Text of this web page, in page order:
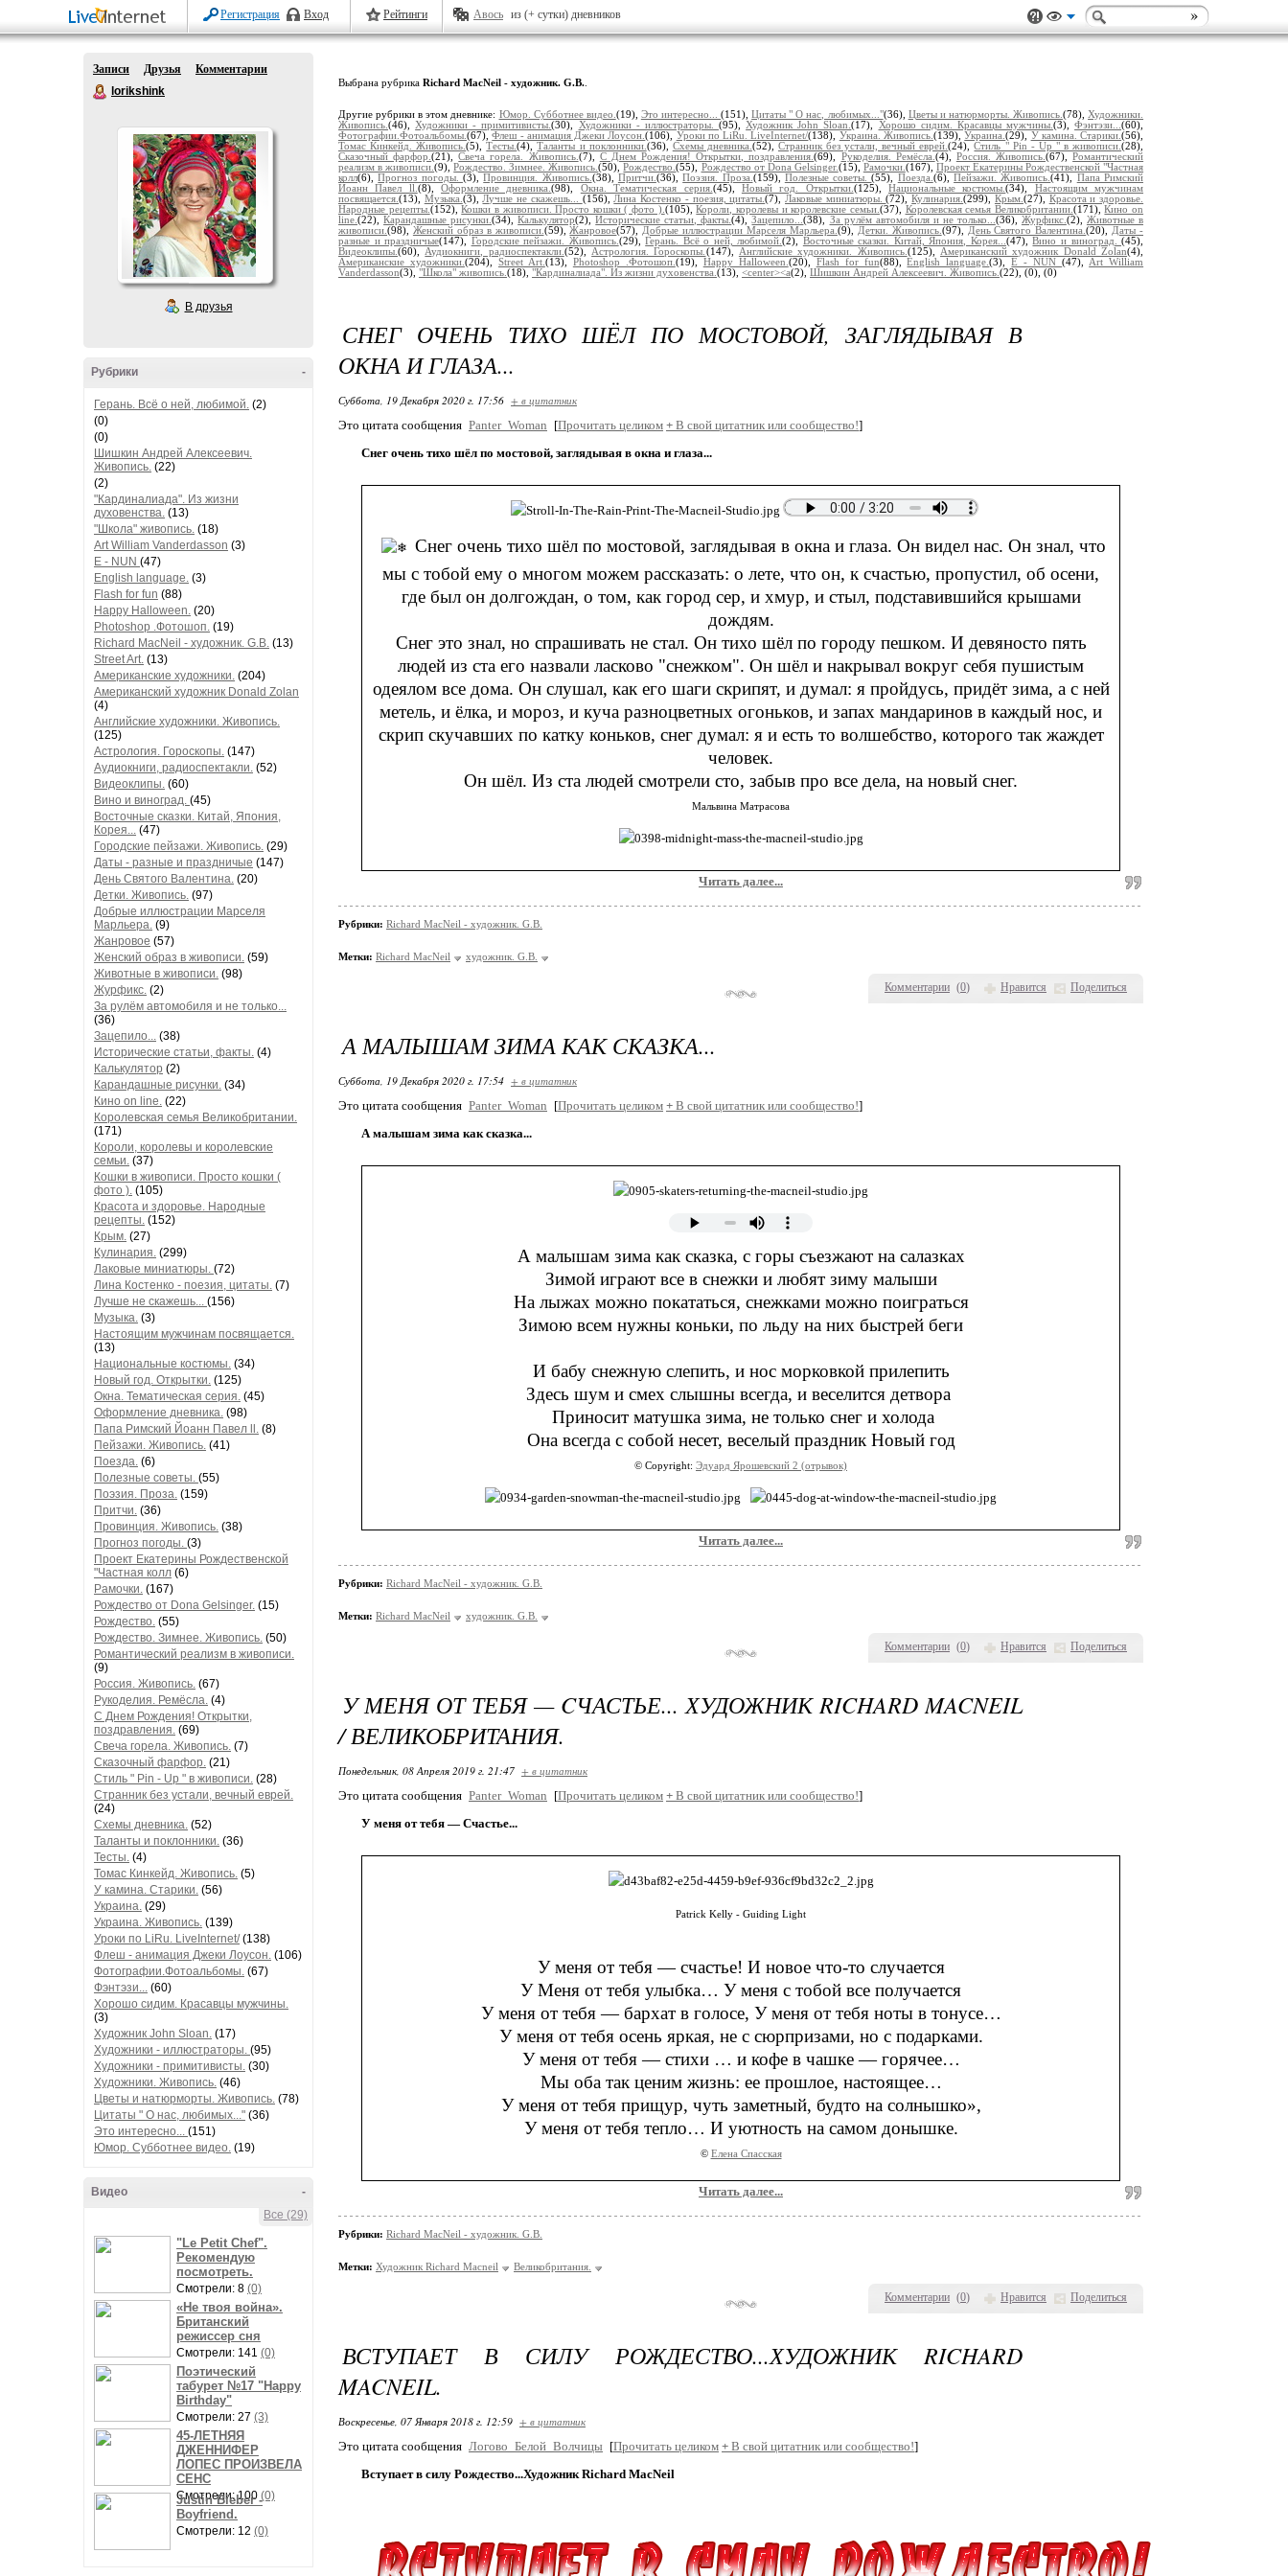
Регистрация Вход Рейтинги Авось из (+ сутки) дневников
Записи Друзья
Комментарии
lorikshink
В друзья
-
Рубрики
Герань. Всё о ней, любимой. (2)
(0)
(0)
Шишкин Андрей Алексеевич.
Живопись. (22)
(2)
"Кардиналиада". Из жизни
духовенства. (13)
"Школа" живопись. (18)
Art William Vanderdasson (3)
E - NUN (47)
English language. (3)
Flash for fun (88)
Happy Halloween. (20)
Photoshop .Фотошоп. (19)
Richard MacNeil - художник. G.B. (13)
Street Art. (13)
Американские художники. (204)
Американский художник Donald Zolan
(4)
Английские художники. Живопись.
(125)
Астрология. Гороскопы. (147)
Аудиокниги, радиоспектакли. (52)
Видеоклипы. (60)
Вино и виноград. (45)
Восточные сказки. Китай, Япония,
Корея... (47)
Городские пейзажи. Живопись. (29)
Даты - разные и праздничые (147)
День Святого Валентина. (20)
Детки. Живопись. (97)
Добрые иллюстрации Марселя
Марльера. (9)
Жанровое (57)
Женский образ в живописи. (59)
Животные в живописи. (98)
Журфикс. (2)
За рулём автомобиля и не только...
(36)
Зацепило... (38)
Исторические статьи, факты. (4)
Калькулятор (2)
Карандашные рисунки. (34)
Кино on line. (22)
Королевская семья Великобритании.
(171)
Короли, королевы и королевские
семьи. (37)
Кошки в живописи. Просто кошки (
фото ). (105)
Красота и здоровье. Народные
рецепты. (152)
Крым. (27)
Кулинария. (299)
Лаковые миниатюры. (72)
Лина Костенко - поезия, цитаты. (7)
Лучше не скажешь... (156)
Музыка. (3)
Настоящим мужчинам посвящается.
(13)
Национальные костюмы. (34)
Новый год. Открытки. (125)
Окна. Тематическая серия. (45)
Оформление дневника. (98)
Папа Римский Йоанн Павел ll. (8)
Пейзажи. Живопись. (41)
Поезда. (6)
Полезные советы. (55)
Поэзия. Проза. (159)
Притчи. (36)
Провинция. Живопись. (38)
Прогноз погоды. (3)
Проект Екатерины Рождественской
"Частная колл (6)
Рамочки. (167)
Рождество от Dona Gelsinger. (15)
Рождество. (55)
Рождество. Зимнее. Живопись. (50)
Романтический реализм в живописи.
(9)
Россия. Живопись. (67)
Рукоделия. Ремёсла. (4)
С Днем Рождения! Открытки,
поздравления. (69)
Свеча горела. Живопись. (7)
Сказочный фарфор. (21)
Стиль " Pin - Up " в живописи. (28)
Странник без устали, вечный еврей.
(24)
Схемы дневника. (52)
Таланты и поклонники. (36)
Тесты. (4)
Томас Кинкейд. Живопись. (5)
У камина. Старики. (56)
Украина. (29)
Украина. Живопись. (139)
Уроки по LiRu. LiveInternet/(138)
Флеш - анимация Джеки Лоусон. (106)
Фотографии.Фотоальбомы. (67)
Фэнтэзи... (60)
Хорошо сидим. Красавцы мужчины.
(3)
Художник John Sloan. (17)
Художники - иллюстраторы. (95)
Художники - примитивисты. (30)
Художники. Живопись. (46)
Цветы и натюрморты. Живопись. (78)
Цитаты " О нас, любимых..." (36)
Это интересно... (151)
Юмор. Субботнее видео. (19)
-
Видео
Все (29)
"Le Petit Chef".
Рекомендую
посмотреть.
Смотрели: 8 (0)
«Не твоя война».
Британский
режиссер сня
Смотрели: 141 (0)
Поэтический
табурет №17 "Happy
Birthday"
Смотрели: 27 (3)
45-ЛЕТНЯЯ
ДЖЕННИФЕР
ЛОПЕС ПРОИЗВЕЛА
СЕНС
Смотрели: 100 (0)
Justin Bieber -
Boyfriend.
Смотрели: 12 (0)
Выбрана рубрика Richard MacNeil - художник. G.B.
Другие рубрики в этом дневнике: Юмор. Субботнее видео. (19), Это интересно...(151),Цитаты " О нас, любимых..."(36), Цветы и натюрморты. Живопись. (78),Художники.
Живопись. (46),Художники - примитивисты.(30), Художники - иллюстраторы. (95),Художник John Sloan.(17), Хорошо сидим. Красавцы мужчины. (3),Фэнтэзи...(60),
Фотографии.Фотоальбомы. (67),Флеш - анимация Джеки Лоусон.(106), Уроки по LiRu. LiveInternet/(138), Украина. Живопись.(139),Украина.(29), У камина. Старики.(56),
Томас Кинкейд. Живопись.(5),Тесты.(4),Таланты и поклонники. (36), Схемы дневника. (52), Странник без устали, вечный еврей.(24),Стиль " Pin - Up " в живописи.(28),
Сказочный фарфор.(21),Свеча горела. Живопись. (7), С Днем Рождения! Открытки, поздравления.(69), Рукоделия. Ремёсла. (4), Россия. Живопись. (67),Романтический
реализм в живописи.(9),Рождество. Зимнее. Живопись.(50),Рождество.(55), Рождество от Dona Gelsinger.(15), Рамочки. (167), Проект Екатерины Рождественской "Частная
колл(6),Прогноз погоды. (3),Провинция. Живопись. (38), Притчи. (36),Поэзия. Проза. (159), Полезные советы.(55), Поезда. (6),Пейзажи. Живопись.(41), Папа Римский
Йоанн Павел ll. (8),Оформление дневника.(98), Окна. Тематическая серия. (45), Новый год. Открытки. (125), Национальные костюмы.(34), Настоящим мужчинам
посвящается. (13), Музыка. (3), Лучше не скажешь... (156), Лина Костенко - поезия, цитаты.(7), Лаковые миниатюры.(72),Кулинария.(299), Крым. (27), Красота и здоровье.
Народные рецепты. (152),Кошки в живописи. Просто кошки ( фото ). (105),Короли, королевы и королевские семьи. (37), Королевская семья Великобритании. (171),Кино on
line. (22),Карандашные рисунки.(34),Калькулятор(2),Исторические статьи, факты.(4),Зацепило...(38), За рулём автомобиля и не только... (36), Журфикс. (2), Животные в
живописи. (98), Женский образ в живописи. (59),Жанровое(57), Добрые иллюстрации Марселя Марльера. (9), Детки. Живопись. (97), День Святого Валентина.(20), Даты -
разные и праздничые(147), Городские пейзажи. Живопись. (29),Герань. Всё о ней, любимой.(2), Восточные сказки. Китай, Япония, Корея... (47),Вино и виноград.(45),
Видеоклипы. (60), Аудиокниги, радиоспектакли. (52), Астрология. Гороскопы. (147), Английские художники. Живопись. (125), Американский художник Donald Zolan(4),
Американские художники. (204), Street Art. (13), Photoshop .Фотошоп. (19), Happy Halloween. (20), Flash for fun(88),English language.(3),E - NUN(47), Art William
Vanderdasson(3), "Школа" живопись. (18), "Кардиналиада". Из жизни духовенства. (13), <center><a(2), Шишкин Андрей Алексеевич. Живопись. (22), (0), (0)
Комментарии (0) Нравится Поделиться
СНЕГ ОЧЕНЬ ТИХО ШЁЛ ПО МОСТОВОЙ, ЗАГЛЯДЫВАЯ В
ОКНА И ГЛАЗА...
Суббота, 19 Декабря 2020 г. 17:56 + в цитатник
Это цитата сообщения Panter_Woman [Прочитать целиком + В свой цитатник или сообщество!]
Снег очень тихо шёл по мостовой, заглядывая в окна и глаза...
Снег очень тихо шёл по мостовой, заглядывая в окна и глаза. Он видел нас. Он знал, что
мы с тобой ему о многом можем рассказать: о лете, что он, к счастью, пропустил, об осени,
где был он долгождан, о том, как город сер, и хмур, и стыл, подставившийся крышами
дождям.
Снег это знал, но спрашивать не стал. Он тихо шёл по городу пешком. И девяносто пять
людей из ста его назвали ласково "снежком". Он шёл и накрывал вокруг себя пушистым
одеялом все дома. Он слушал, как его шаги скрипят, и думал: я пройдусь, придёт зима, а с ней
метель, и ёлка, и мороз, и куча разноцветных огоньков, и запах мандаринов в каждый нос, и
скрип скучавших по катку коньков, снег думал: я и есть то волшебство, которого так жаждет
человек.
Он шёл. Из ста людей смотрели сто, забыв про все дела, на новый снег.
Мальвина Матрасова
Читать далее...
Рубрики: Richard MacNeil - художник. G.B.
Метки: Richard MacNeil художник. G.B.
Комментарии (0) Нравится Поделиться
А МАЛЫШАМ ЗИМА КАК СКАЗКА...
Суббота, 19 Декабря 2020 г. 17:54 + в цитатник
Это цитата сообщения Panter_Woman [Прочитать целиком + В свой цитатник или сообщество!]
А малышам зима как сказка...
А малышам зима как сказка, с горы съезжают на салазках
Зимой играют все в снежки и любят зиму малыши
На лыжах можно покататься, снежками можно поиграться
Зимою всем нужны коньки, по льду на них быстрей беги
И бабу снежную слепить, и нос морковкой прилепить
Здесь шум и смех слышны всегда, и веселится детвора
Приносит матушка зима, не только снег и холода
Она всегда с собой несет, веселый праздник Новый год
© Copyright: Эдуард Ярошевский 2 (отрывок)
Читать далее...
Рубрики: Richard MacNeil - художник. G.B.
Метки: Richard MacNeil художник. G.B.
Комментарии (0) Нравится Поделиться
У МЕНЯ ОТ ТЕБЯ — CЧАСТЬЕ... ХУДОЖНИК RICHARD MACNEIL
/ ВЕЛИКОБРИТАНИЯ.
Понедельник, 08 Апреля 2019 г. 21:47 + в цитатник
Это цитата сообщения Panter_Woman [Прочитать целиком + В свой цитатник или сообщество!]
У меня от тебя — Cчастье...
Patrick Kelly - Guiding Light
У меня от тебя — счастье! И новое что-то случается
У Меня от тебя улыбка… У меня с тобой все получается
У меня от тебя — бархат в голосе, У меня от тебя ноты в тонусе…
У меня от тебя осень яркая, не с сюрпризами, но с подарками.
У меня от тебя — стихи … и кофе в чашке — горячее…
Мы оба так ценим жизнь: ее прошлое, настоящее…
У меня от тебя прищур, чуть заметный, будто на солнышко»,
У меня от тебя тепло… И уютность на самом донышке.
© Елена Спасская
Читать далее...
Рубрики: Richard MacNeil - художник. G.B.
Метки: Художник Richard Macneil Великобритания.
ВСТУПАЕТ В СИЛУ РОЖДЕСТВО...ХУДОЖНИК RICHARD
MACNEIL.
Воскресенье, 07 Января 2018 г. 12:59 + в цитатник
Это цитата сообщения Логово_Белой_Волчицы [Прочитать целиком + В свой цитатник или сообщество!]
Вступает в силу Рождество...Художник Richard MacNeil